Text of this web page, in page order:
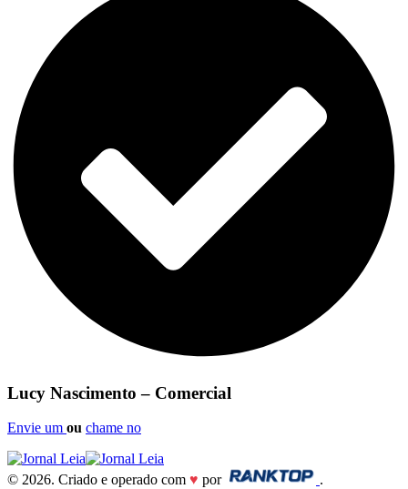
Lucy Nascimento – Comercial
Envie um ou chame no
© 2026. Criado e operado com ♥ por
.